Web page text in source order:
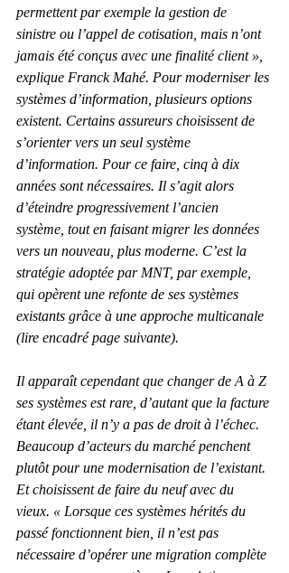
permettent par exemple la gestion de
sinistre ou l’appel de cotisation, mais n’ont
jamais été conçus avec une finalité client »,
explique Franck Mahé. Pour moderniser les
systèmes d’information, plusieurs options
existent. Certains assureurs choisissent de
s’orienter vers un seul système
d’information. Pour ce faire, cinq à dix
années sont nécessaires. Il s’agit alors
d’éteindre progressivement l’ancien
système, tout en faisant migrer les données
vers un nouveau, plus moderne. C’est la
stratégie adoptée par MNT, par exemple,
qui opèrent une refonte de ses systèmes
existants grâce à une approche multicanale
(lire encadré page suivante).
Il apparaît cependant que changer de A à Z
ses systèmes est rare, d’autant que la facture
étant élevée, il n’y a pas de droit à l’échec.
Beaucoup d’acteurs du marché penchent
plutôt pour une modernisation de l’existant.
Et choisissent de faire du neuf avec du
vieux. « Lorsque ces systèmes hérités du
passé fonctionnent bien, il n’est pas
nécessaire d’opérer une migration complè­te